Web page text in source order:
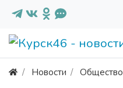
Новости Общество